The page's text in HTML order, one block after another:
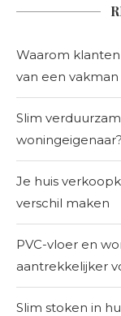
Waarom
van een vakman
Slim
woningeigenaar?
Je huis
verschil maken
PVC-vloer en
aantrekkelijker
Slim stoken in